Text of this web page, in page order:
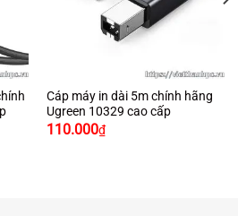
Cáp máy in dài 5m chính hãng
Ugreen 10329 cao cấp
110.000₫